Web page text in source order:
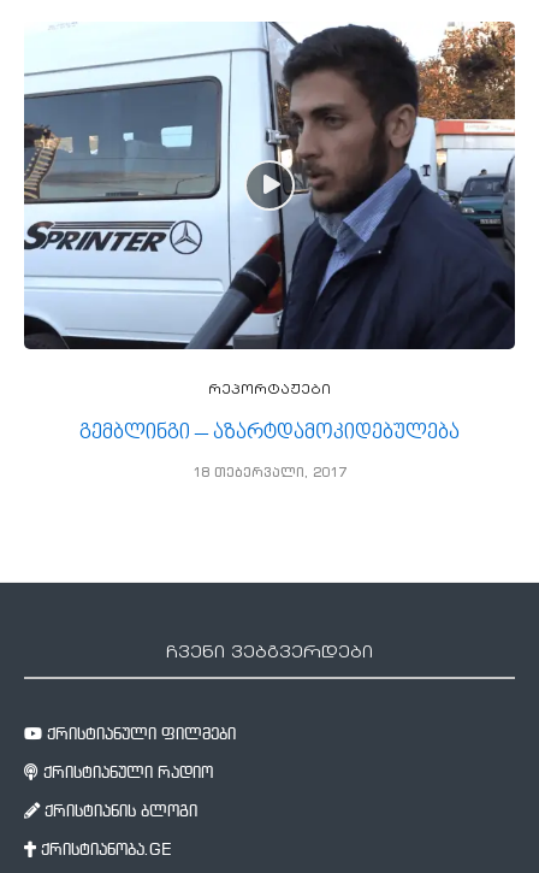
რეპორტაჟები
გემბლინგი – აზარტდამოკიდებულება
18 თებერვალი, 2017
ჩვენი ვებგვერდები
ქრისტიანული ფილმები
ქრისტიანული რადიო
ქრისტიანის ბლოგი
ქრისტიანობა.GE